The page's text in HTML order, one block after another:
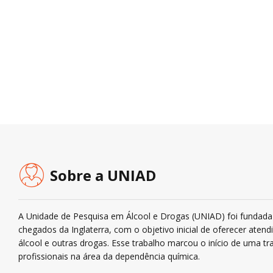
Sobre a UNIAD
A Unidade de Pesquisa em Álcool e Drogas (UNIAD) foi
chegados da Inglaterra, com o objetivo inicial de oferecer
álcool e outras drogas. Esse trabalho marcou o início de uma
profissionais na área da dependência química.